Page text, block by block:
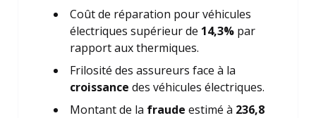
Coût de réparation pour véhicules
électriques supérieur de 14,3% par
rapport aux thermiques.
Frilosité des assureurs face à la
croissance des véhicules électriques.
Montant de la fraude estimé à 236,8